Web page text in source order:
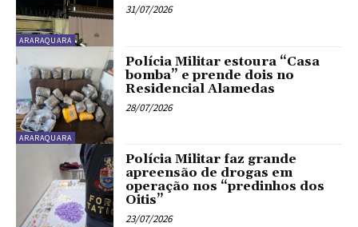
ARARAQUARA
31/07/2026
ARARAQUARA
Polícia Militar estoura “Casa
bomba” e prende dois no
Residencial Alamedas
28/07/2026
Polícia Militar faz grande
apreensão de drogas em
operação nos “predinhos dos
Oitis”
23/07/2026